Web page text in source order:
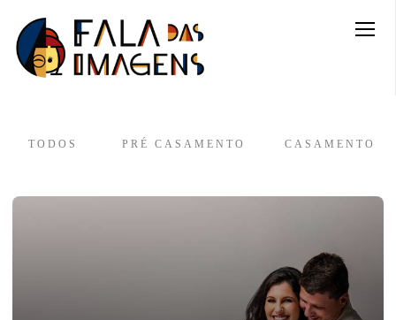
TODOS PRÉ CASAMENTO CASAMENTO